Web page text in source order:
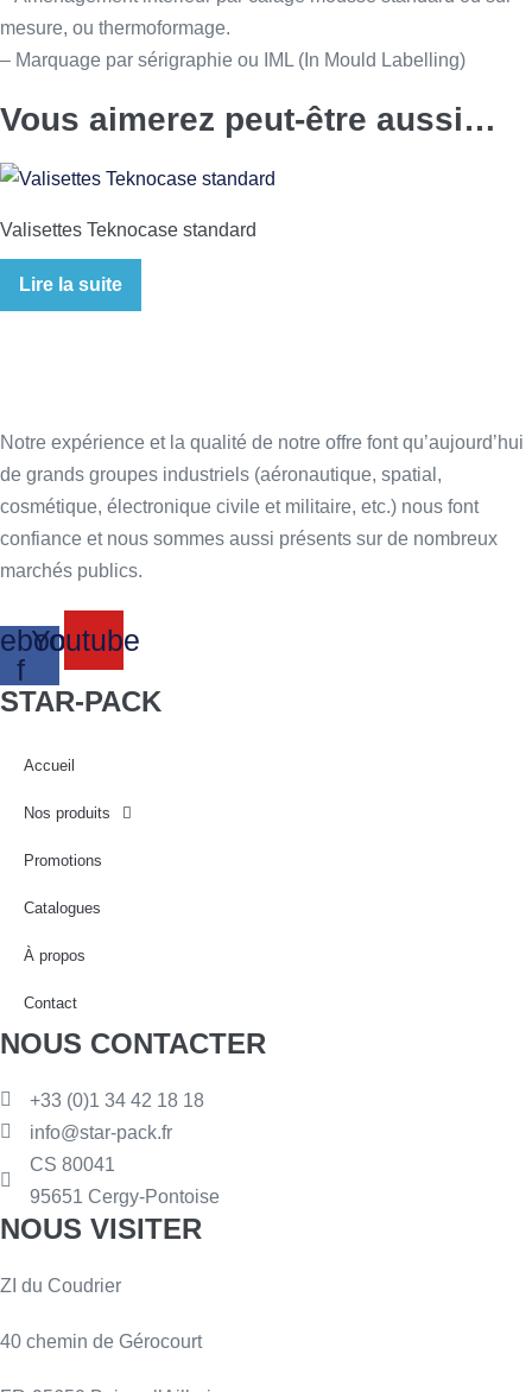
mesure, ou thermoformage.
– Marquage par sérigraphie ou IML (In Mould Labelling)
Vous aimerez peut-être aussi…
Valisettes Teknocase standard
Lire la suite
Notre expérience et la qualité de notre offre font qu’aujourd’hui
de grands groupes industriels (aéronautique, spatial,
cosmétique, électronique civile et militaire, etc.) nous font
confiance et nous sommes aussi présents sur de nombreux
marchés publics.
f
Youtube
STAR-PACK
Accueil
Nos produits
Promotions
Catalogues
À propos
Contact
NOUS CONTACTER
+33 (0)1 34 42 18 18
info@star-pack.fr
CS 80041
95651 Cergy-Pontoise
NOUS VISITER
ZI du Coudrier
40 chemin de Gérocourt